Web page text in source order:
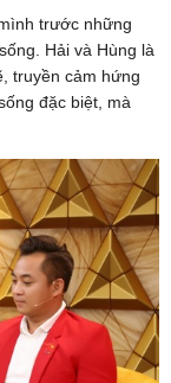
trước những
Hải và Hùng là
truyền cảm hứng
đặc biệt, mà